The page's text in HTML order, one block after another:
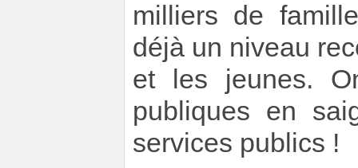
milliers de
déjà un niveau
et les jeunes.
publiques en
services publics !